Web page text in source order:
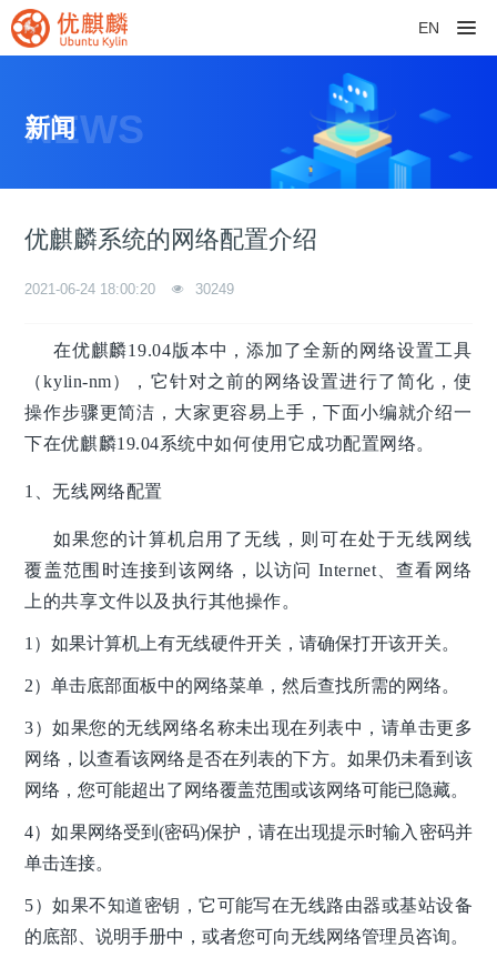
EN
NEWS
新闻
优麒麟系统的网络配置介绍
2021-06-24 18:00:20 30249
在优麒麟19.04版本中，添加了全新的网络设置工具
（kylin-nm），它针对之前的网络设置进行了简化，使
操作步骤更简洁，大家更容易上手，下面小编就介绍一
下在优麒麟19.04系统中如何使用它成功配置网络。
1、无线网络配置
如果您的计算机启用了无线，则可在处于无线网线
覆盖范围时连接到该网络，以访问 Internet、查看网络
上的共享文件以及执行其他操作。
1）如果计算机上有无线硬件开关，请确保打开该开关。
2）单击底部面板中的网络菜单，然后查找所需的网络。
3）如果您的无线网络名称未出现在列表中，请单击更多
网络，以查看该网络是否在列表的下方。如果仍未看到该
网络，您可能超出了网络覆盖范围或该网络可能已隐藏。
4）如果网络受到(密码)保护，请在出现提示时输入密码并
单击连接。
5）如果不知道密钥，它可能写在无线路由器或基站设备
的底部、说明手册中，或者您可向无线网络管理员咨询。